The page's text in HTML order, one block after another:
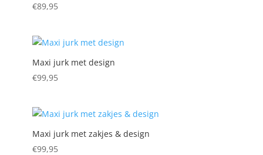
€89,95
Maxi jurk met design
€99,95
Maxi jurk met zakjes & design
€99,95